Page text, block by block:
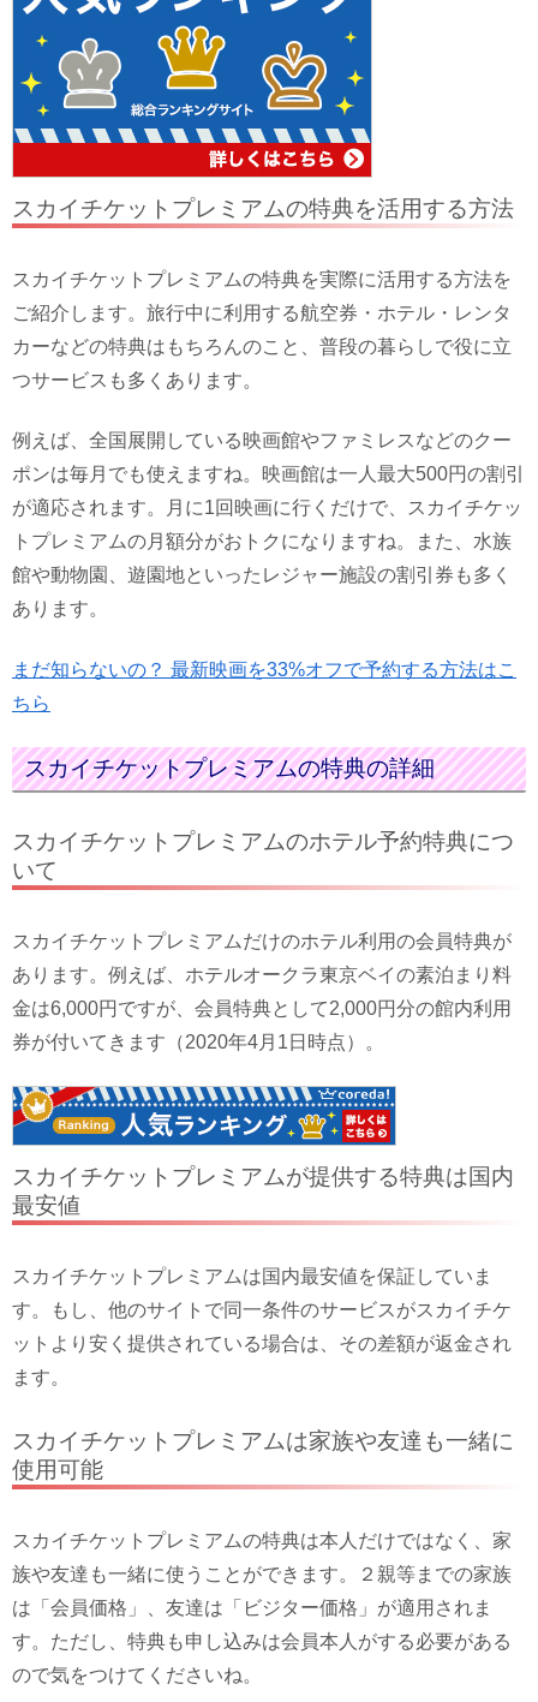
スカイチケットプレミアムの特典を活用する方法
スカイチケットプレミアムの特典を実際に活用する方法を
ご紹介します。旅行中に利用する航空券・ホテル・レンタ
カーなどの特典はもちろんのこと、普段の暮らしで役に立
つサービスも多くあります。
例えば、全国展開している映画館やファミレスなどのクー
ポンは毎月でも使えますね。映画館は一人最大500円の割引
が適応されます。月に1回映画に行くだけで、スカイチケッ
トプレミアムの月額分がおトクになりますね。また、水族
館や動物園、遊園地といったレジャー施設の割引券も多く
あります。
まだ知らないの？ 最新映画を33%オフで予約する方法はこ
ちら
スカイチケットプレミアムの特典の詳細
スカイチケットプレミアムのホテル予約特典につ
いて
スカイチケットプレミアムだけのホテル利用の会員特典が
あります。例えば、ホテルオークラ東京ベイの素泊まり料
金は6,000円ですが、会員特典として2,000円分の館内利用
券が付いてきます（2020年4月1日時点）。
スカイチケットプレミアムが提供する特典は国内
最安値
スカイチケットプレミアムは国内最安値を保証していま
す。もし、他のサイトで同一条件のサービスがスカイチケ
ットより安く提供されている場合は、その差額が返金され
ます。
スカイチケットプレミアムは家族や友達も一緒に
使用可能
スカイチケットプレミアムの特典は本人だけではなく、家
族や友達も一緒に使うことができます。２親等までの家族
は「会員価格」、友達は「ビジター価格」が適用されま
す。ただし、特典も申し込みは会員本人がする必要がある
ので気をつけてくださいね。